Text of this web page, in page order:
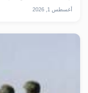
أغسطس 1, 2026